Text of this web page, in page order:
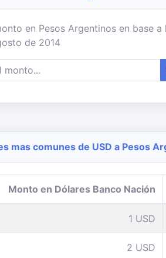
en Pesos Argentinos en base
de 2014
mas comunes de USD a Pesos
Monto en Dólares Banco Nación
1 USD
2 USD